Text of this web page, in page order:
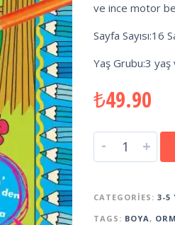
ve ince motor
Sayfa Sayısı:16
Yaş Grubu:3
₺49.90
- +
CATEGORIES: 3-5
TAGS: BOYA,